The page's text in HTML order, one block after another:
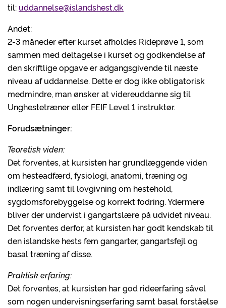
til: uddannelse@islandshest.dk
Andet:
2-3 måneder efter kurset afholdes Rideprøve 1, som
sammen med deltagelse i kurset og godkendelse af
den skriftlige opgave er adgangsgivende til næste
niveau af uddannelse. Dette er dog ikke obligatorisk
medmindre, man ønsker at videreuddanne sig til
Unghestetræner eller FEIF Level 1 instruktør.
Forudsætninger:
Teoretisk viden:
Det forventes, at kursisten har grundlæggende viden
om hesteadfærd, fysiologi, anatomi, træning og
indlæring samt til lovgivning om hestehold,
sygdomsforebyggelse og korrekt fodring. Ydermere
bliver der undervist i gangartslære på udvidet niveau.
Det forventes derfor, at kursisten har godt kendskab til
den islandske hests fem gangarter, gangartsfejl og
basal træning af disse.
Praktisk erfaring:
Det forventes, at kursisten har god rideerfaring såvel
som nogen undervisningserfaring samt basal forståelse